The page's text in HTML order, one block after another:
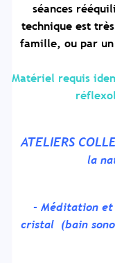
séances
technique est
famille, ou par
Matériel requis
ATELIERS
la
- Méditation
cristal (bain